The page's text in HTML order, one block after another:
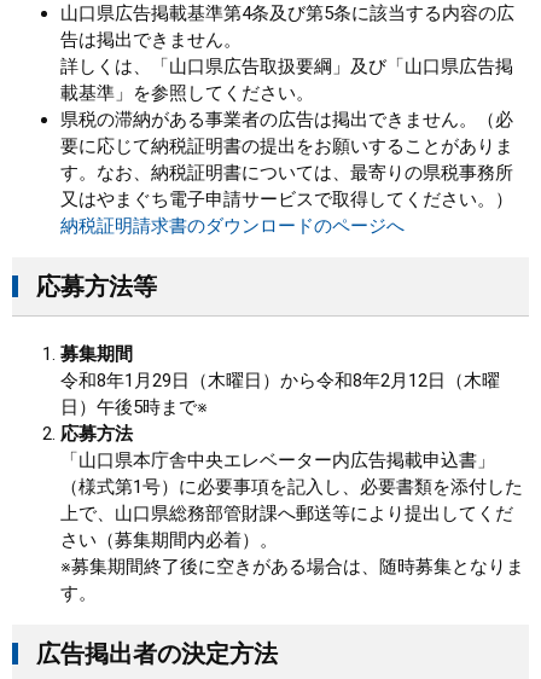
山口県広告掲載基準第4条及び第5条に該当する内容の広
告は掲出できません。
詳しくは、「山口県広告取扱要綱」及び「山口県広告掲
載基準」を参照してください。
県税の滞納がある事業者の広告は掲出できません。（必
要に応じて納税証明書の提出をお願いすることがありま
す。なお、納税証明書については、最寄りの県税事務所
又はやまぐち電子申請サービスで取得してください。）
納税証明請求書のダウンロードのページへ
応募方法等
募集期間
令和8年1月29日（木曜日）から令和8年2月12日（木曜
日）午後5時まで※
応募方法
「山口県本庁舎中央エレベーター内広告掲載申込書」
（様式第1号）に必要事項を記入し、必要書類を添付した
上で、山口県総務部管財課へ郵送等により提出してくだ
さい（募集期間内必着）。
※募集期間終了後に空きがある場合は、随時募集となりま
す。
広告掲出者の決定方法